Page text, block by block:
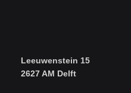
Leeuwenstein 15
2627 AM Delft